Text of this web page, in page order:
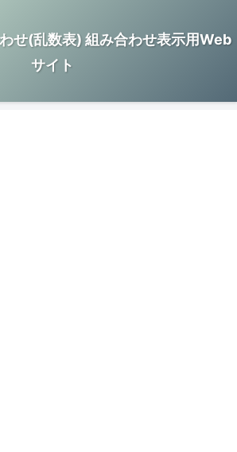
せ(乱数表) 組み合わせ表示用Web
サイト